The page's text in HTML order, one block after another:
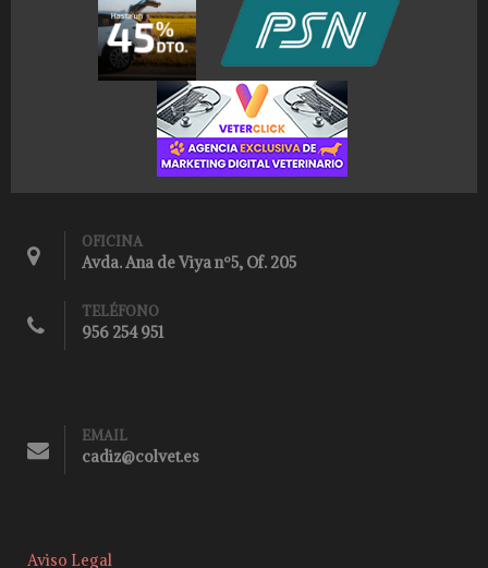
OFICINA
Avda. Ana de Viya nº5, Of. 205
TELÉFONO
956 254 951
EMAIL
cadiz@colvet.es
Aviso Legal